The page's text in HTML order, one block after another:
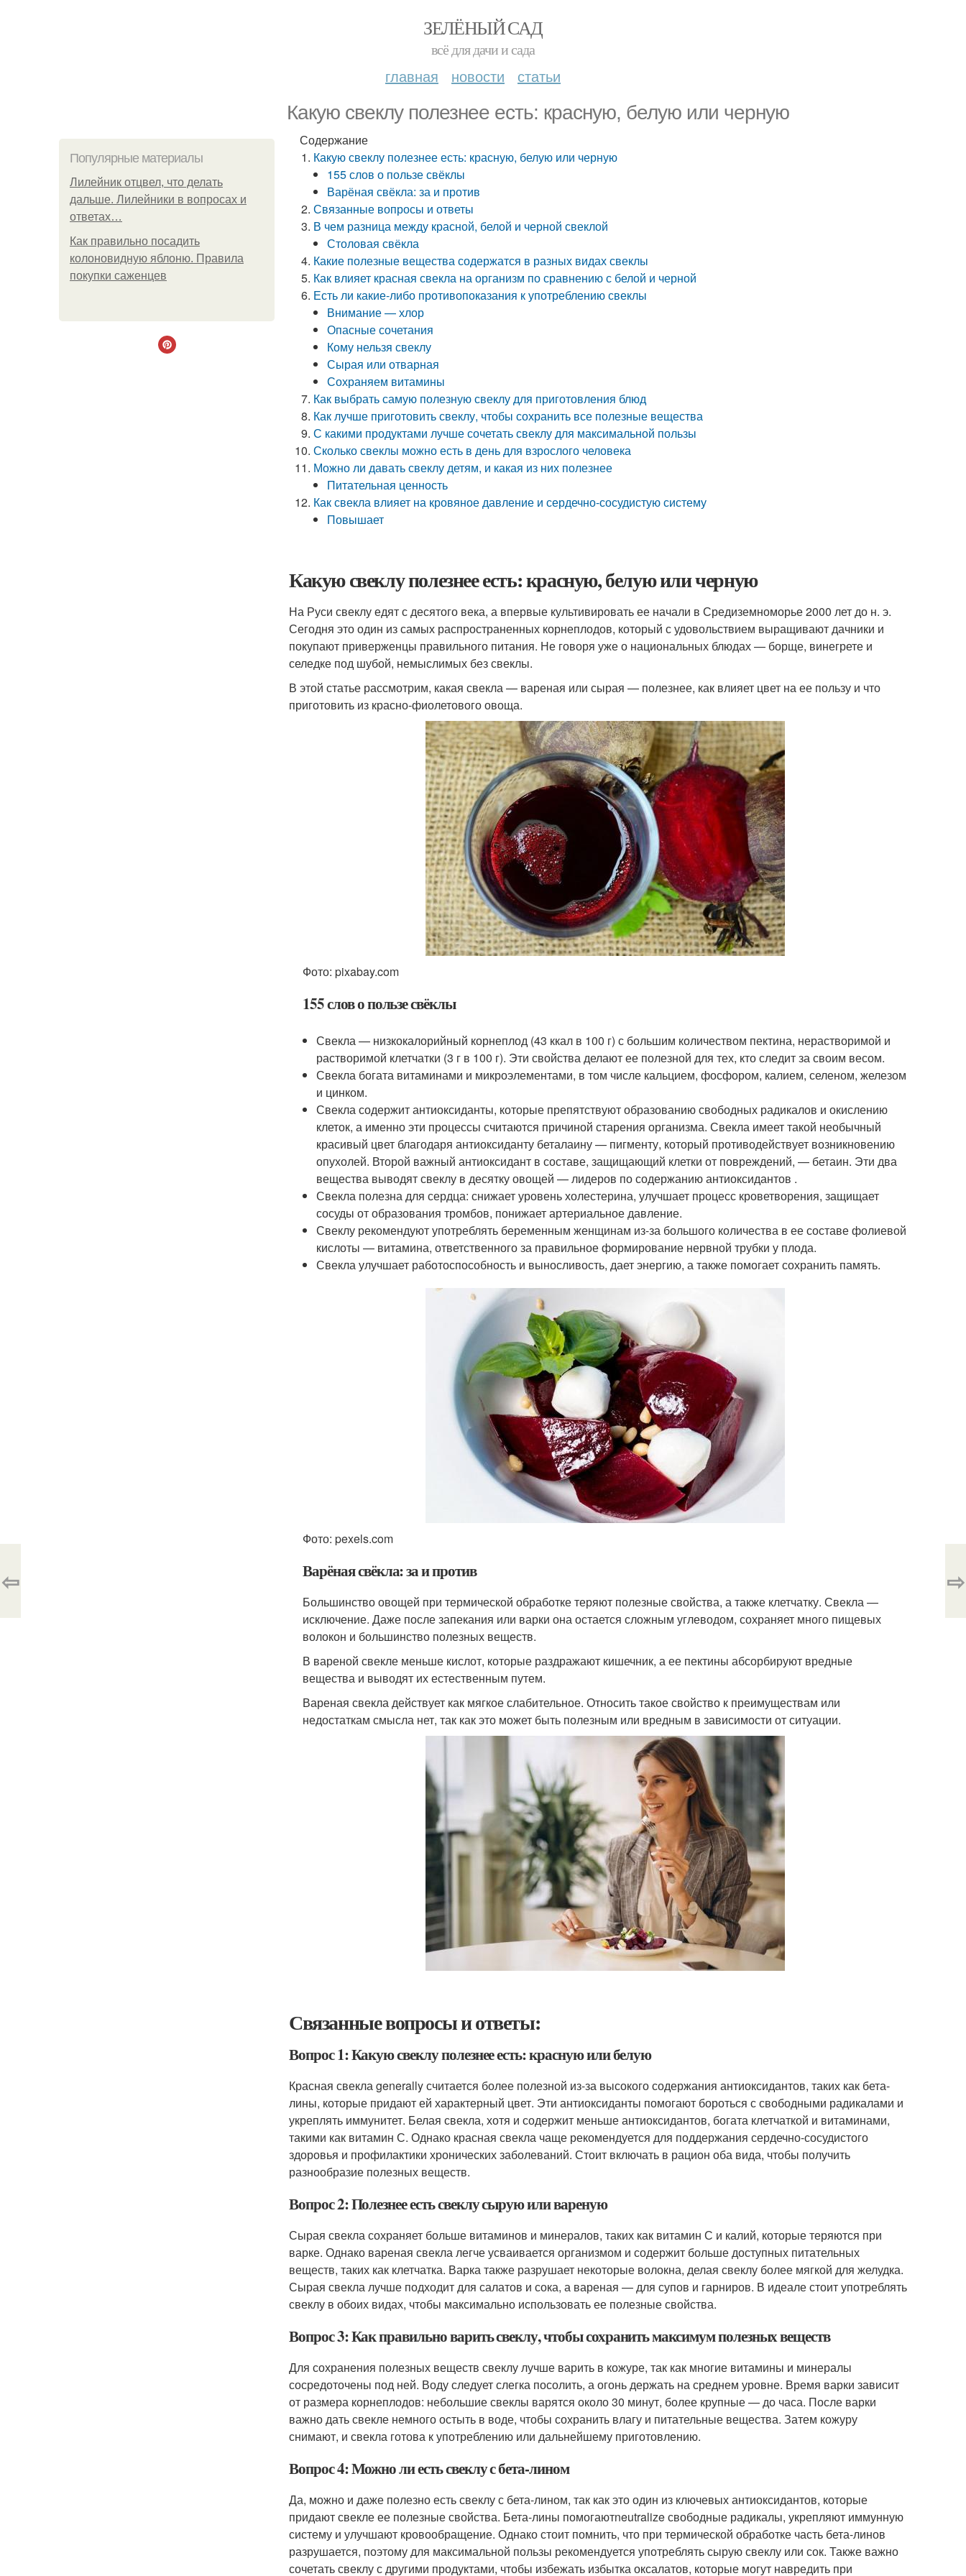
ЗЕЛЁНЫЙ САД
всё для дачи и сада
главная новости статьи
Какую свеклу полезнее есть: красную, белую или черную
Популярные материалы
Лилейник отцвел, что делать
дальше. Лилейники в вопросах и
ответах…
Как правильно посадить
колоновидную яблоню. Правила
покупки саженцев
Содержание
Какую свеклу полезнее есть: красную, белую или черную
155 слов о пользе свёклы
Варёная свёкла: за и против
Связанные вопросы и ответы
В чем разница между красной, белой и черной свеклой
Столовая свёкла
Какие полезные вещества содержатся в разных видах свеклы
Как влияет красная свекла на организм по сравнению с белой и черной
Есть ли какие-либо противопоказания к употреблению свеклы
Внимание — хлор
Опасные сочетания
Кому нельзя свеклу
Сырая или отварная
Сохраняем витамины
Как выбрать самую полезную свеклу для приготовления блюд
Как лучше приготовить свеклу, чтобы сохранить все полезные вещества
С какими продуктами лучше сочетать свеклу для максимальной пользы
Сколько свеклы можно есть в день для взрослого человека
Можно ли давать свеклу детям, и какая из них полезнее
Питательная ценность
Как свекла влияет на кровяное давление и сердечно-сосудистую систему
Повышает
Какую свеклу полезнее есть: красную, белую или черную
На Руси свеклу едят с десятого века, а впервые культивировать ее начали в Средиземноморье 2000 лет до н. э.
Сегодня это один из самых распространенных корнеплодов, который с удовольствием выращивают дачники и
покупают приверженцы правильного питания. Не говоря уже о национальных блюдах — борще, винегрете и
селедке под шубой, немыслимых без свеклы.
В этой статье рассмотрим, какая свекла — вареная или сырая — полезнее, как влияет цвет на ее пользу и что
приготовить из красно-фиолетового овоща.
Фото: pixabay.com
155 слов о пользе свёклы
Свекла — низкокалорийный корнеплод (43 ккал в 100 г) с большим количеством пектина, нерастворимой и
растворимой клетчатки (3 г в 100 г). Эти свойства делают ее полезной для тех, кто следит за своим весом.
Свекла богата витаминами и микроэлементами, в том числе кальцием, фосфором, калием, селеном, железом
и цинком.
Свекла содержит антиоксиданты, которые препятствуют образованию свободных радикалов и окислению
клеток, а именно эти процессы считаются причиной старения организма. Свекла имеет такой необычный
красивый цвет благодаря антиоксиданту беталаину — пигменту, который противодействует возникновению
опухолей. Второй важный антиоксидант в составе, защищающий клетки от повреждений, — бетаин. Эти два
вещества выводят свеклу в десятку овощей — лидеров по содержанию антиоксидантов .
Свекла полезна для сердца: снижает уровень холестерина, улучшает процесс кроветворения, защищает
сосуды от образования тромбов, понижает артериальное давление.
Свеклу рекомендуют употреблять беременным женщинам из-за большого количества в ее составе фолиевой
кислоты — витамина, ответственного за правильное формирование нервной трубки у плода.
Свекла улучшает работоспособность и выносливость, дает энергию, а также помогает сохранить память.
Фото: pexels.com
Варёная свёкла: за и против
Большинство овощей при термической обработке теряют полезные свойства, а также клетчатку. Свекла —
исключение. Даже после запекания или варки она остается сложным углеводом, сохраняет много пищевых
волокон и большинство полезных веществ.
В вареной свекле меньше кислот, которые раздражают кишечник, а ее пектины абсорбируют вредные
вещества и выводят их естественным путем.
Вареная свекла действует как мягкое слабительное. Относить такое свойство к преимуществам или
недостаткам смысла нет, так как это может быть полезным или вредным в зависимости от ситуации.
Связанные вопросы и ответы:
Вопрос 1: Какую свеклу полезнее есть: красную или белую
Красная свекла generally считается более полезной из-за высокого содержания антиоксидантов, таких как бета-
лины, которые придают ей характерный цвет. Эти антиоксиданты помогают бороться с свободными радикалами и
укреплять иммунитет. Белая свекла, хотя и содержит меньше антиоксидантов, богата клетчаткой и витаминами,
такими как витамин С. Однако красная свекла чаще рекомендуется для поддержания сердечно-сосудистого
здоровья и профилактики хронических заболеваний. Стоит включать в рацион оба вида, чтобы получить
разнообразие полезных веществ.
Вопрос 2: Полезнее есть свеклу сырую или вареную
Сырая свекла сохраняет больше витаминов и минералов, таких как витамин С и калий, которые теряются при
варке. Однако вареная свекла легче усваивается организмом и содержит больше доступных питательных
веществ, таких как клетчатка. Варка также разрушает некоторые волокна, делая свеклу более мягкой для желудка.
Сырая свекла лучше подходит для салатов и сока, а вареная — для супов и гарниров. В идеале стоит употреблять
свеклу в обоих видах, чтобы максимально использовать ее полезные свойства.
Вопрос 3: Как правильно варить свеклу, чтобы сохранить максимум полезных веществ
Для сохранения полезных веществ свеклу лучше варить в кожуре, так как многие витамины и минералы
сосредоточены под ней. Воду следует слегка посолить, а огонь держать на среднем уровне. Время варки зависит
от размера корнеплодов: небольшие свеклы варятся около 30 минут, более крупные — до часа. После варки
важно дать свекле немного остыть в воде, чтобы сохранить влагу и питательные вещества. Затем кожуру
снимают, и свекла готова к употреблению или дальнейшему приготовлению.
Вопрос 4: Можно ли есть свеклу с бета-лином
Да, можно и даже полезно есть свеклу с бета-лином, так как это один из ключевых антиоксидантов, которые
придают свекле ее полезные свойства. Бета-лины помогаютneutralize свободные радикалы, укрепляют иммунную
систему и улучшают кровообращение. Однако стоит помнить, что при термической обработке часть бета-линов
разрушается, поэтому для максимальной пользы рекомендуется употреблять сырую свеклу или сок. Также важно
сочетать свеклу с другими продуктами, чтобы избежать избытка оксалатов, которые могут навредить при
⇦ ⇨